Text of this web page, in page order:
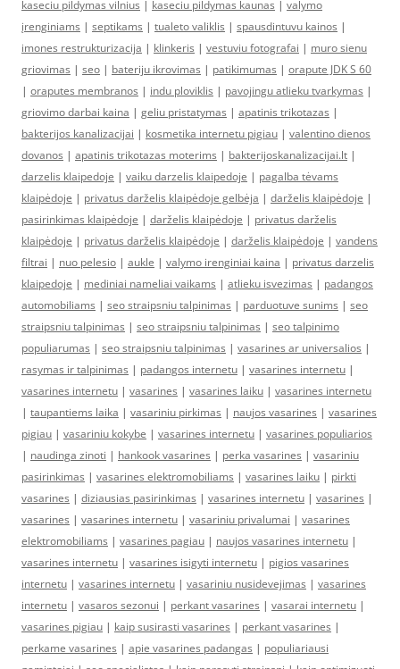
kaseciu pildymas vilnius | kaseciu pildymas kaunas | valymo
įrenginiams | septikams | tualeto valiklis | spausdintuvu kainos |
imones restrukturizacija | klinkeris | vestuviu fotografai | muro sienu
griovimas | seo | bateriju ikrovimas | patikimumas | orapute JDK S 60
| oraputes membranos | indu ploviklis | pavojingu atlieku tvarkymas |
griovimo darbai kaina | geliu pristatymas | apatinis trikotazas |
bakterijos kanalizacijai | kosmetika internetu pigiau | valentino dienos
dovanos | apatinis trikotazas moterims | bakterijoskanalizacijai.lt |
darzelis klaipedoje | vaiku darzelis klaipedoje | pagalba tėvams
klaipėdoje | privatus darželis klaipėdoje gelbėja | darželis klaipėdoje |
pasirinkimas klaipėdoje | darželis klaipėdoje | privatus darželis
klaipėdoje | privatus darželis klaipėdoje | darželis klaipėdoje | vandens
filtrai | nuo pelesio | aukle | valymo irenginiai kaina | privatus darzelis
klaipedoje | mediniai nameliai vaikams | atlieku isvezimas | padangos
automobiliams | seo straipsniu talpinimas | parduotuve sunims | seo
straipsniu talpinimas | seo straipsniu talpinimas | seo talpinimo
populiarumas | seo straipsniu talpinimas | vasarines ar universalios |
rasymas ir talpinimas | padangos internetu | vasarines internetu |
vasarines internetu | vasarines | vasarines laiku | vasarines internetu
| taupantiems laika | vasariniu pirkimas | naujos vasarines | vasarines
pigiau | vasariniu kokybe | vasarines internetu | vasarines populiarios
| naudinga zinoti | hankook vasarines | perka vasarines | vasariniu
pasirinkimas | vasarines elektromobiliams | vasarines laiku | pirkti
vasarines | diziausias pasirinkimas | vasarines internetu | vasarines |
vasarines | vasarines internetu | vasariniu privalumai | vasarines
elektromobiliams | vasarines pagiau | naujos vasarines internetu |
vasarines internetu | vasarines isigyti internetu | pigios vasarines
internetu | vasarines internetu | vasariniu nusidevejimas | vasarines
internetu | vasaros sezonui | perkant vasarines | vasarai internetu |
vasarines pigiau | kaip susirasti vasarines | perkant vasarines |
perkame vasarines | apie vasarines padangas | populiariausi